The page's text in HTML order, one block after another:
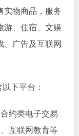
实物商品，服务
游、住宿、文娱
、广告及互联网
下平台：
约类电子交易
互联网教育等